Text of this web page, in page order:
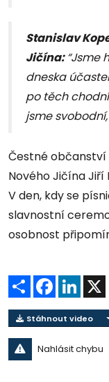
Stanislav
Jičína:“Jsme
dneska
po těch
jsme
Čestné občanství
Nového Jičína Jiří
V den, kdy se
slavnostní
osobnost
Sdílet Facebook
Stáhnout video
Nahlásit chybu